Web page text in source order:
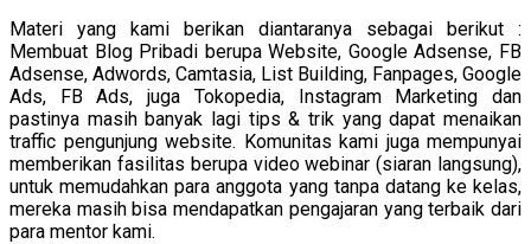
Materi yang kami berikan diantaranya sebagai berikut :
Membuat Blog Pribadi berupa Website, Google Adsense, FB
Adsense, Adwords, Camtasia, List Building, Fanpages, Google
Ads, FB Ads, juga Tokopedia, Instagram Marketing dan
pastinya masih banyak lagi tips & trik yang dapat menaikan
traffic pengunjung website. Komunitas kami juga mempunyai
memberikan fasilitas berupa video webinar (siaran langsung),
untuk memudahkan para anggota yang tanpa datang ke kelas,
mereka masih bisa mendapatkan pengajaran yang terbaik dari
para mentor kami.